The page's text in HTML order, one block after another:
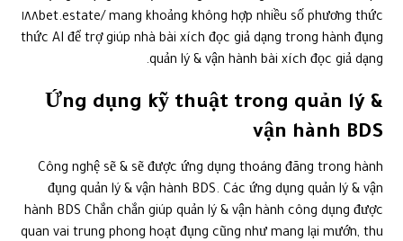
Ứng dụng kỹ thuật trong quản lý &
vận hành BDS
đụng quản lý & vận hành BDS. Các ứng dụng quản lý & vận
hành BDS Chắn chắn giúp quản lý & vận hành công dụng được
quan vai trung phong hoạt đụng cũng như mang lại mướn, thu
tiền thuê nhà, & gia hạn. việc áp dụng nhiều số ứng dụng này
sẽ trợ giúp tiết kiệm thời gian & công tích, cộng vô cùng tăng
công dụng quản lý & vận hành. thông báo trong khoảng
https://١٨٨bet.estate/ Chắn chắn lý giải đọc giả áp dụng nhiều